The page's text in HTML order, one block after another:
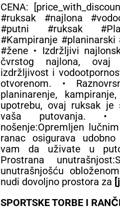
CENA:
#ruksak #najlona
#putni #ruksak
#Kampiranje
#žene • Izdržljivi
čvrstog najlona, ​​ovaj
izdržljivost i
otvorenom. •
planinarenje,
upotrebu, ovaj ruksak
vaša putovanja. •
nošenje:Opremljen
ranac osigurava
vam da uživate u
Prostrana
unutrašnjošću
nudi dovoljno prostora za
SPORTSKE TORBE I